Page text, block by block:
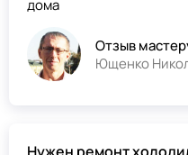
Отзыв
Ющенко